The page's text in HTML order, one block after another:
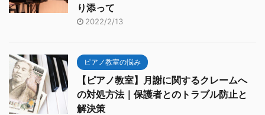
り添って
2022/2/13
ピアノ教室の悩み
【ピアノ教室】月謝に関するクレームへ
の対処方法｜保護者とのトラブル防止と
解決策